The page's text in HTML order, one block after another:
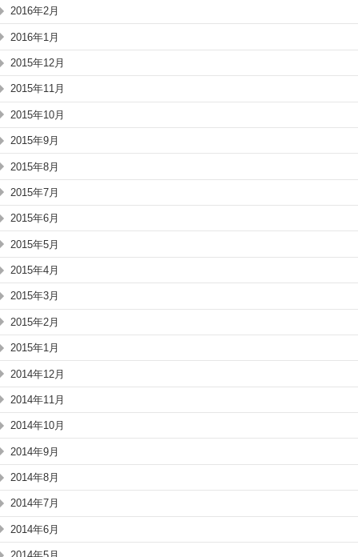
2016年2月
2016年1月
2015年12月
2015年11月
2015年10月
2015年9月
2015年8月
2015年7月
2015年6月
2015年5月
2015年4月
2015年3月
2015年2月
2015年1月
2014年12月
2014年11月
2014年10月
2014年9月
2014年8月
2014年7月
2014年6月